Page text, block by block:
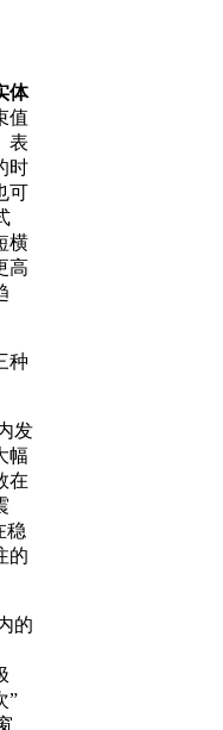
体
值
表
时
可
横
高
种
发
幅
在
稳
的
的
”